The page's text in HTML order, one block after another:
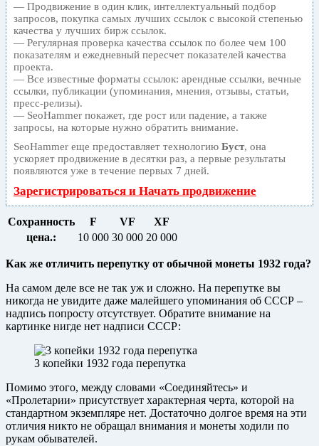
— Продвижение в один клик, интеллектуальный подбор
запросов, покупка самых лучших ссылок с высокой степенью
качества у лучших бирж ссылок.
— Регулярная проверка качества ссылок по более чем 100
показателям и ежедневный пересчет показателей качества
проекта.
— Все известные форматы ссылок: арендные ссылки, вечные
ссылки, публикации (упоминания, мнения, отзывы, статьи,
пресс-релизы).
— SeoHammer покажет, где рост или падение, а также
запросы, на которые нужно обратить внимание.
SeoHammer еще предоставляет технологию Буст, она
ускоряет продвижение в десятки раз, а первые результаты
появляются уже в течение первых 7 дней.
Зарегистрироваться и Начать продвижение
Сохранность F VF
XF
цена.:
10 000 30 000 20 000
Как же отличить перепутку от обычной монеты 1932 года?
На самом деле все не так уж и сложно. На перепутке вы
никогда не увидите даже малейшего упоминания об СССР –
надпись попросту отсутствует. Обратите внимание на
картинке нигде нет надписи СССР:
3 копейки 1932 года перепутка
Помимо этого, между словами «Соединяйтесь» и
«Пролетарии» присутствует характерная черта, которой на
стандартном экземпляре нет. Достаточно долгое время на эти
отличия никто не обращал внимания и монеты ходили по
рукам обывателей.